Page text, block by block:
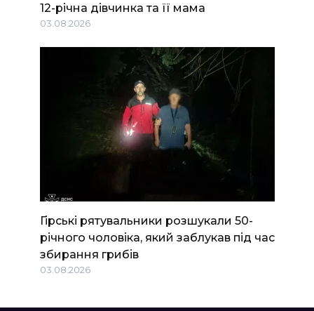
12-річна дівчинка та її мама
03.08.2026
Гірські рятувальники розшукали 50-
річного чоловіка, який заблукав під час
збирання грибів
03.08.2026